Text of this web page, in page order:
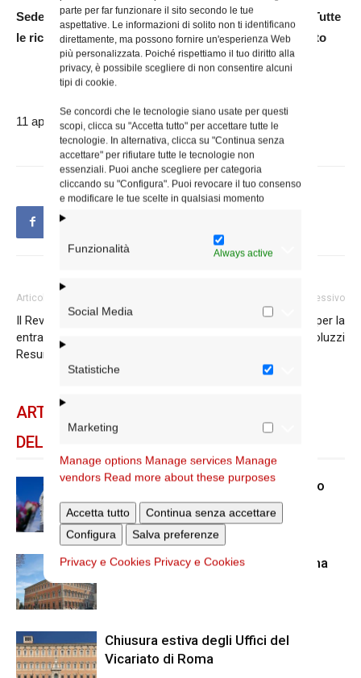
parte per far funzionare il sito secondo le tue
aspettative. Le informazioni di solito non ti identificano
direttamente, ma possono fornire un'esperienza Web
più personalizzata. Poiché rispettiamo il tuo diritto alla
privacy, è possibile scegliere di non consentire alcuni
tipi di cookie.
Se concordi che le tecnologie siano usate per questi
scopi, clicca su "Accetta tutto" per accettare tutte le
tecnologie. In alternativa, clicca su "Continua senza
accettare" per rifiutare tutte le tecnologie non
essenziali. Puoi anche scegliere per categoria
cliccando su "Configura". Puoi revocare il tuo consenso
e modificare le tue scelte in qualsiasi momento
Funzionalità Always active
Social Media
Statistiche
Marketing
Manage options Manage services Manage
vendors Read more about these purposes
Accetta tutto
Continua senza accettare
Configura
Salva preferenze
Privacy e Cookies Privacy e Cookies
Sede devono inviare una richiesta di partecipazione. Tutte
le richieste dovranno pervenire entro 24 ore dall’evento
11 aprile 2018
Articolo precedente
Il Rev.do Don Renato Cupini è
entrato nella luce della
Resurrezione
Articolo successivo
Preghiera di suffragio per la
sorella di Don Luigi Coluzzi
ARTICOLI CORRELATI
DELLO STESSO AUTORE
Dal 28 al 31 agosto il pellegrinaggio
diocesano a Lourdes
Nuove nomine nella diocesi di Roma
Chiusura estiva degli Uffici del
Vicariato di Roma